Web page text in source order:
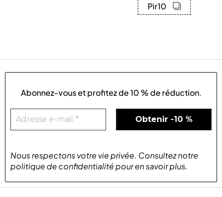
Pir10
Abonnez-vous et profitez de10 % de réduction.
Nous respectons votre vie privée. Consultez notre
politique de confidentialitépouren savoir plus.